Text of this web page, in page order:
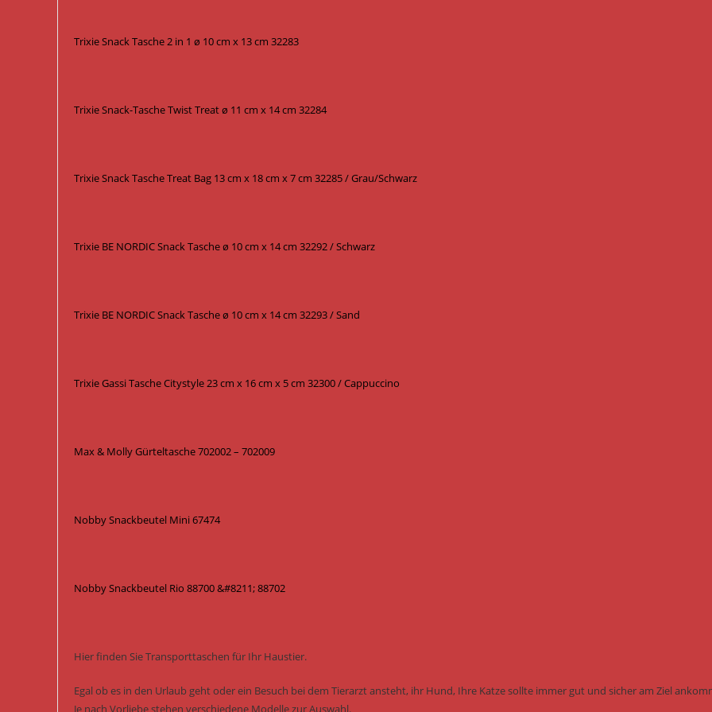
Trixie Snack Tasche 2 in 1 ø 10 cm x 13 cm 32283
Trixie Snack-Tasche Twist Treat ø 11 cm x 14 cm 32284
Trixie Snack Tasche Treat Bag 13 cm x 18 cm x 7 cm 32285 / Grau/Schwarz
Trixie BE NORDIC Snack Tasche ø 10 cm x 14 cm 32292 / Schwarz
Trixie BE NORDIC Snack Tasche ø 10 cm x 14 cm 32293 / Sand
Trixie Gassi Tasche Citystyle 23 cm x 16 cm x 5 cm 32300 / Cappuccino
Max & Molly Gürteltasche 702002 – 702009
Nobby Snackbeutel Mini 67474
Nobby Snackbeutel Rio 88700 &#8211; 88702
Hier finden Sie Transporttaschen für Ihr Haustier.
Egal ob es in den Urlaub geht oder ein Besuch bei dem Tierarzt ansteht, ihr Hund, Ihre Katze sollte immer gut und sicher am Ziel
Je nach Vorliebe stehen verschiedene Modelle zur Auswahl.